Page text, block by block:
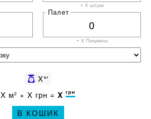
+ X штуки
Палет
+ X Пакувань
Xкг
X м² × X грн = X грн
В КОШИК